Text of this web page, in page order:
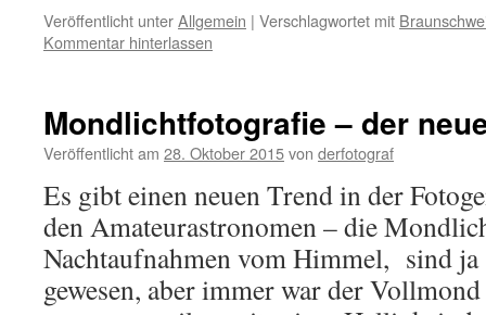
Veröffentlicht unterAllgemein | Verschlagwortet mit
Kommentar hinterlassen
Mondlichtfotografie – der
Veröffentlicht am 28. Oktober 2015von derfotograf
Es gibt einen neuen Trend in der
den Amateurastronomen – die
Nachtaufnahmen vom Himmel, sind
gewesen, aber immer war der